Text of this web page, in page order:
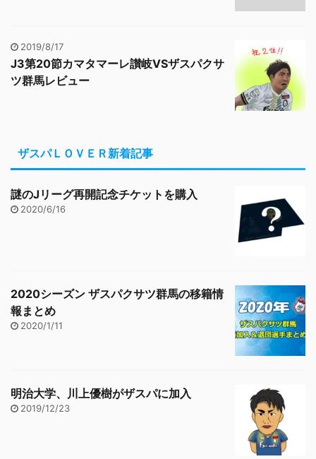
2019/8/17
J3第20節カマタマーレ讃岐VSザスパクサ
ツ群馬レビュー
ザスパＬＯＶＥＲ新着記事
謎のJリーグ再開記念チケットを購入
2020/6/16
2020シーズン ザスパクサツ群馬の移籍情
報まとめ
2020/1/11
明治大学、川上優樹がザスパに加入
2019/12/23